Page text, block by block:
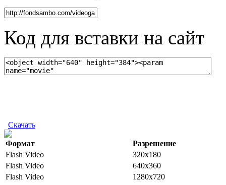
Код для вставки на сайт
Скачать
Формат
Разрешение
Flash Video
320x180
Flash Video
640x360
Flash Video
1280x720